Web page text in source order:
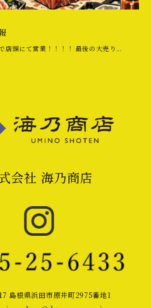
店頭にて営業！！！！ 最後の大売り...
会社 海乃商店
島根県浜田市原井町2975番地1